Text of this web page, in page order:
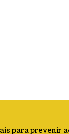
para prevenir